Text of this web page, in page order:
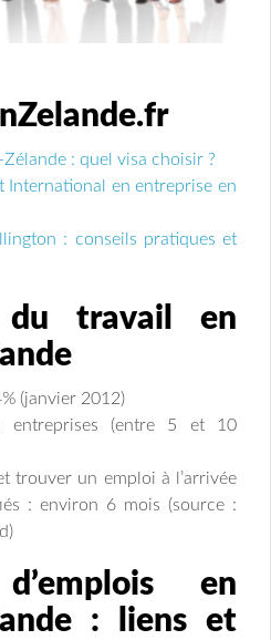
: quel visa choisir ?
International en entreprise en
: conseils pratiques et
du travail en
(janvier 2012)
entreprises (entre 5 et 10
trouver un emploi à l’arrivée
: environ 6 mois (source :
en
: liens et